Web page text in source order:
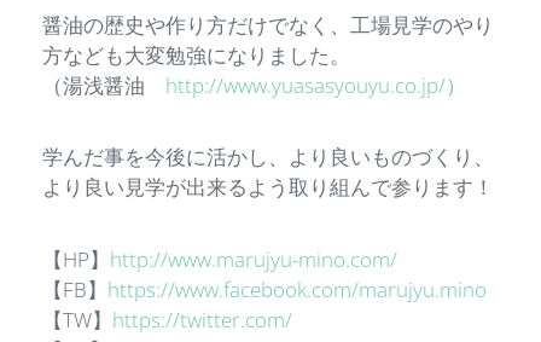
醤油の歴史や作り方だけでなく、工場見学のやり
方なども大変勉強になりました。
（湯浅醤油 http://www.yuasasyouyu.co.jp/）
学んだ事を今後に活かし、より良いものづくり、
より良い見学が出来るよう取り組んで参ります！
【HP】 http://www.marujyu-mino.com/
【FB】 https://www.facebook.com/marujyu.mino
【TW】 https://twitter.com/